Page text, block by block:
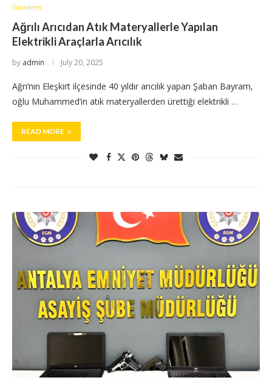
Gündem
Ağrılı Arıcıdan Atık Materyallerle Yapılan
Elektrikli Araçlarla Arıcılık
by admin July 20, 2025
Ağrı’nın Eleşkirt ilçesinde 40 yıldır arıcılık yapan Şaban Bayram,
oğlu Muhammed’in atık materyallerden ürettiği elektrikli …
READ MORE